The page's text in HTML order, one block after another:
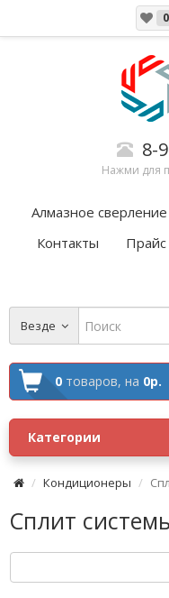
0
8-
Нажми для
Алмазное сверление
Контакты
Прайс
Везде
0 товаров, на 0р.
Категории
Кондиционеры
Сплит